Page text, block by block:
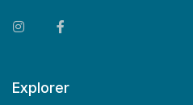
Explorer